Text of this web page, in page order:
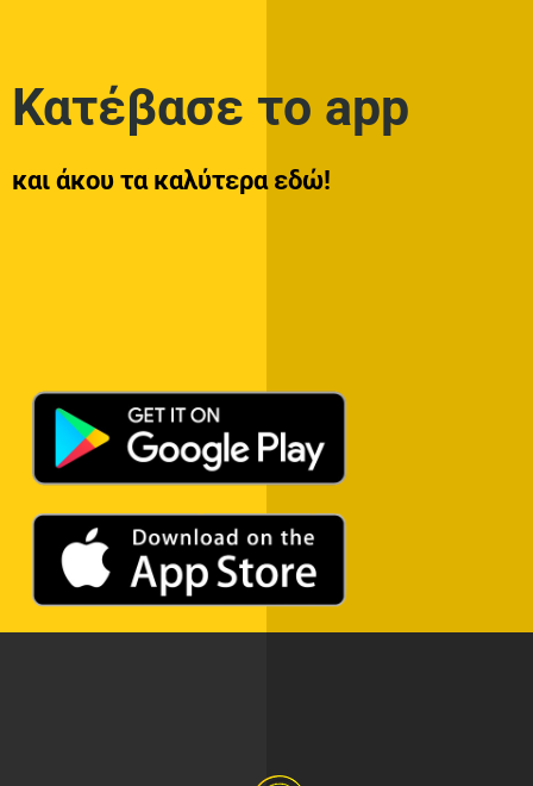
Κατέβασε το app
και άκου τα καλύτερα εδώ!